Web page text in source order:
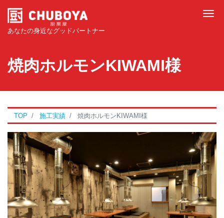
あなたの身近なグッドパートナー
焼肉ホルモンKIWAMI様
TOP 施工実績 焼肉ホルモンKIWAMI様